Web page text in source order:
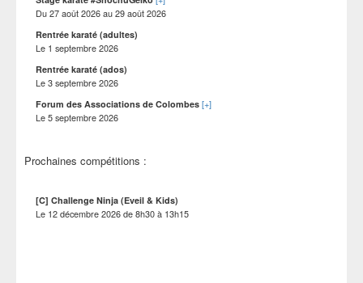
Du27 août 2026au29 août 2026
Rentrée karaté (adultes)
Le 1 septembre 2026
Rentrée karaté (ados)
Le3 septembre 2026
Forum des Associations de Colombes [+]
Le5 septembre 2026
Prochaines compétitions :
[C] Challenge Ninja (Eveil & Kids)
Le 12 décembre 2026de8h30à 13h15